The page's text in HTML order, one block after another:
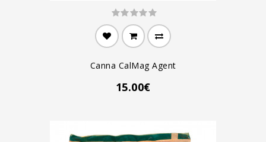
Canna CalMag Agent
15.00€